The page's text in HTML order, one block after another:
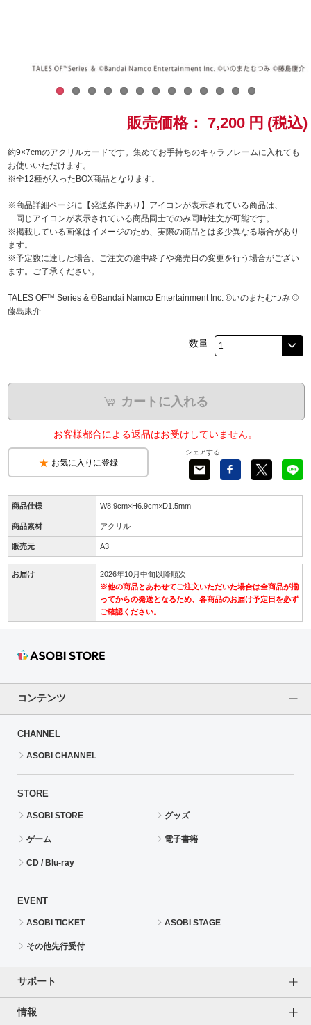
ガンダムシリーズ
ラブライブ！シリーズ
ラブライブ！
ラブライブ！サンシャイン‼
ラブライブ！虹ヶ咲学園スクールアイドル同好会
アイドリッシュセブン
販売価格： 7,200 円 (税込)
約9×7cmのアクリルカードです。集めてお手持ちのキャラフレームに入れても
お使いいただけます。
※全12種が入ったBOX商品となります。
※商品詳細ページに【発送条件あり】アイコンが表示されている商品は、
同じアイコンが表示されている商品同士でのみ同時注文が可能です。
※掲載している画像はイメージのため、実際の商品とは多少異なる場合があり
ます。
※予定数に達した場合、ご注文の途中終了や発売日の変更を行う場合がござい
ます。ご了承ください。
TALES OF™ Series & ©Bandai Namco Entertainment Inc. ©いのまたむつみ ©
藤島康介
数量
カートに入れる
お客様都合による返品はお受けしていません。
お気に入りに登録
シェアする
商品仕様 W8.9cm×H6.9cm×D1.5mm
商品素材 アクリル
販売元 A3
お届け
2026年10月中旬以降順次
※他の商品とあわせてご注文いただいた場合は全商品が揃
ってからの発送となるため、各商品のお届け予定日を必ず
ご確認ください。
コンテンツ
CHANNEL
ASOBI CHANNEL
STORE
ASOBI STORE グッズ
ゲーム 電子書籍
CD / Blu-ray
EVENT
ASOBI TICKET ASOBI STAGE
その他先行受付
サポート
よくあるご質問（FAQ）
情報